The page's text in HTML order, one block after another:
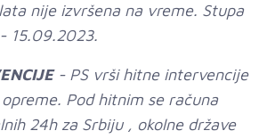
nije izvršena na vreme. Stupa
15.09.2023.
- PS vrši hitne intervencije
Pod hitnim se računa
24h za Srbiju , okolne države